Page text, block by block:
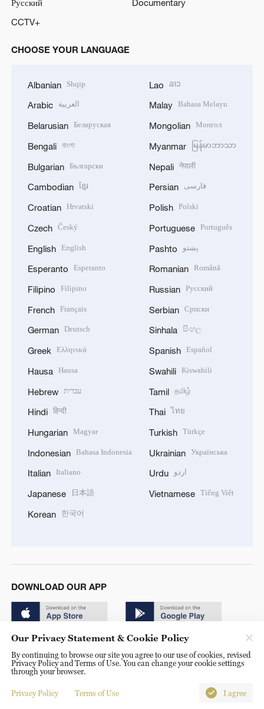
Русский
Documentary
CCTV+
CHOOSE YOUR LANGUAGE
Albanian Shqip
Arabic العربية
Belarusian Беларуская
Bengali বাংলা
Bulgarian Български
Cambodian ខ្មែរ
Croatian Hrvatski
Czech Český
English English
Esperanto Esperanto
Filipino Filipino
French Français
German Deutsch
Greek Ελληνικά
Hausa Hausa
Hebrew עברית
Hindi हिन्दी
Hungarian Magyar
Indonesian Bahasa Indonesia
Italian Italiano
Japanese 日本語
Korean 한국어
Lao ລາວ
Malay Bahasa Melayu
Mongolian Монгол
Myanmar မြန်မာဘာသာ
Nepali नेपाली
Persian فارسی
Polish Polski
Portuguese Português
Pashto پښتو
Romanian Română
Russian Русский
Serbian Српски
Sinhala සිංහල
Spanish Español
Swahili Kiswahili
Tamil தமிழ்
Thai ไทย
Turkish Türkçe
Ukrainian Українська
Urdu اردو
Vietnamese Tiếng Việt
DOWNLOAD OUR APP
© China Radio International.CRI. All Rights Reserved. 16A
Shijingshan Road, Beijing, China. 100040
Our Privacy Statement & Cookie Policy
By continuing to browse our site you agree to our use of cookies, revised
Privacy Policy and Terms of Use. You can change your cookie settings
through your browser.
Privacy Policy Terms of Use I agree